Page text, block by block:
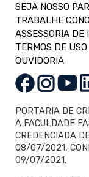
SEJA NOSSO
TRABALHE
ASSESSORIA DE
TERMOS DE USO
OUVIDORIA
PORTARIA DE
A FACULDADE
CREDENCIADA
08/07/2021,
09/07/2021.